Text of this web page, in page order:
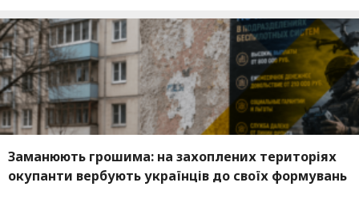
Заманюють грошима: на захоплених територіях
окупанти вербують українців до своїх формувань